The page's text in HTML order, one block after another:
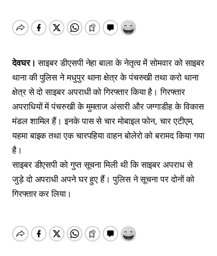
देवघर।साइबर डीएसपी नेहा बाला के नेतृत्व में सोमवार को साइबर
थाना की पुलिस ने मधुपुर थाना क्षेत्र के पंचरुखी तथा करो थाना
क्षेत्र से दो साइबर अपराधी को गिरफ्तार किया है। गिरफ्तार
अपराधियों में पंचरुखी के मुमताज अंसारी और जग्गाडीह के विकास
मंडल शामिल हैं। इनके पास से चार मोबाइल फोन, चार एटीएम,
यहमा बाइक तथा एक चारपहिया वाहन बोलेरो को बरामद किया गया
है।
साइबर डीएसपी को गुप्त सूचना मिली थी कि साइबर अपराध से
जुड़े दो अपराधी अपने घर हुए हैं। पुलिस ने सूचना पर दोनों को
गिरफ्तार कर लिया।